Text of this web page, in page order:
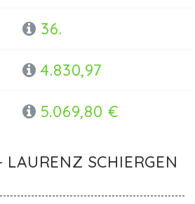
36.
4.830,97
5.069,80 €
SCHIERGEN